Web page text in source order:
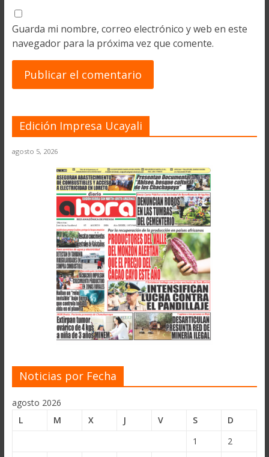
Guarda mi nombre, correo electrónico y web en este
navegador para la próxima vez que comente.
Edición Impresa Ucayali
agosto 5, 2026
Noticias por Fecha
agosto 2026
L
M X J V S
D
1
2